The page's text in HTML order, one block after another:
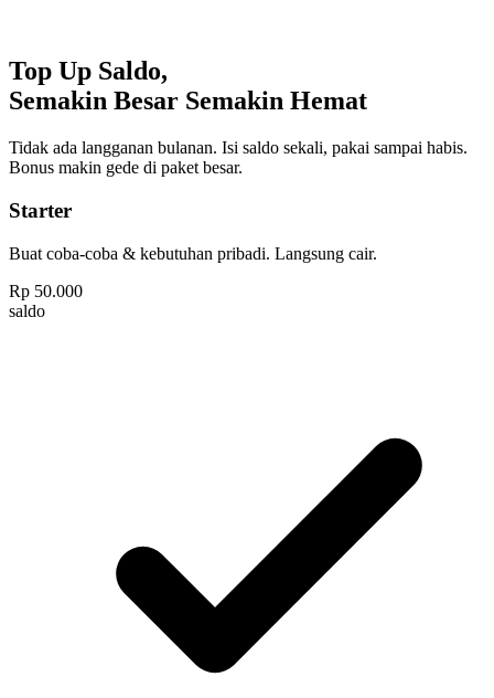
Top Up Saldo,
Semakin Besar Semakin Hemat
Tidak ada langganan bulanan. Isi saldo sekali, pakai sampai habis.
Bonus makin gede di paket besar.
Starter
Buat coba-coba & kebutuhan pribadi. Langsung cair.
Rp 50.000
saldo